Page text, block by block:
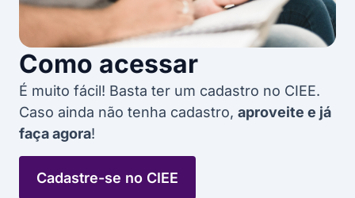
Como acessar
É muito fácil! Basta ter um cadastro no CIEE.
Caso ainda não tenha cadastro, aproveite e já
faça agora!
Cadastre-se no CIEE